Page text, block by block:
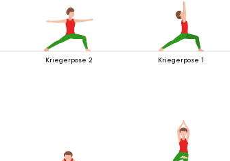
Kriegerpose 2 Kriegerpose 1